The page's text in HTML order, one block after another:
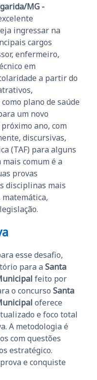
MG -
ingressar na
cargos
enfermeiro,
em
a partir do
plano de saúde
um novo
ano, com
discursivas,
(TAF) para alguns
comum é a
provas
disciplinas mais
esse desafio,
para a Santa
feito por
o concurso Santa
oferece
e foco total
A metodologia é
com questões
estratégico.
e conquiste